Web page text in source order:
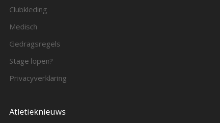
Clubkleding
Medisch
Gedragsregels
Stage lopen?
Privacyverklaring
Atletieknieuws